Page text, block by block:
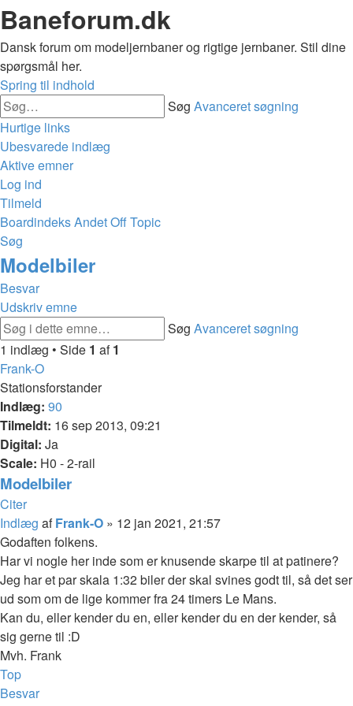
Baneforum.dk
Dansk forum om modeljernbaner og rigtige jernbaner. Stil dine
spørgsmål her.
Spring til indhold
Søg Avanceret søgning
Hurtige links
Ubesvarede indlæg
Aktive emner
Log ind
Tilmeld
BoardindeksAndetOff Topic
Søg
Modelbiler
Besvar
Udskriv emne
Søg Avanceret søgning
1 indlæg • Side 1 af1
Frank-O
Stationsforstander
Indlæg: 90
Tilmeldt: 16 sep 2013, 09:21
Digital: Ja
Scale: H0 - 2-rail
Modelbiler
Citer
Indlæg afFrank-O » 12 jan 2021, 21:57
Godaften folkens.
Har vi nogle her inde som er knusende skarpe til at patinere?
Jeg har et par skala 1:32 biler der skal svines godt til, så det ser
ud som om de lige kommer fra 24 timers Le Mans.
Kan du, eller kender du en, eller kender du en der kender, så
sig gerne til :D
Mvh. Frank
Top
Besvar